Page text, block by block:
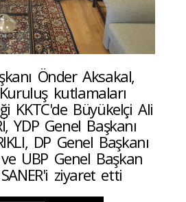
Önder Aksakal,
kutlamaları
KKTC'de Büyükelçi Ali
YDP Genel Başkanı
DP Genel Başkanı
UBP Genel Başkan
ziyaret etti